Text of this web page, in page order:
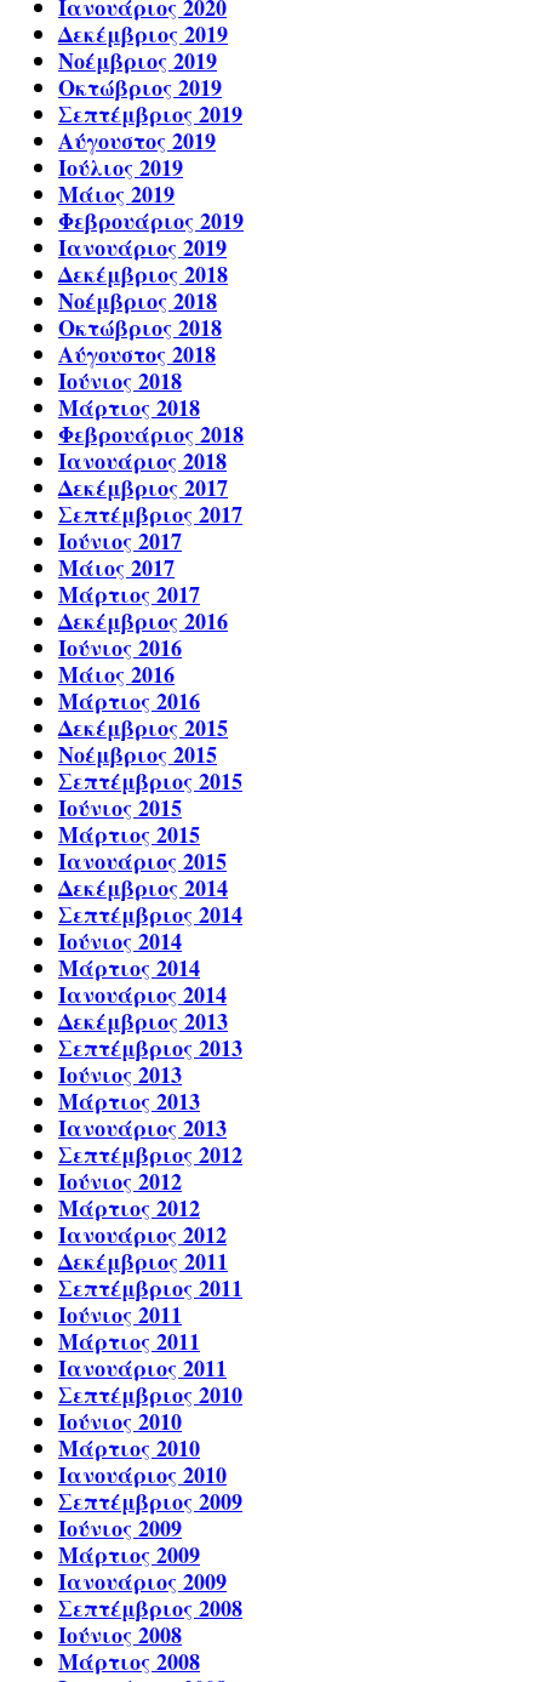
Ιανουάριος 2020
Δεκέμβριος 2019
Νοέμβριος 2019
Οκτώβριος 2019
Σεπτέμβριος 2019
Αύγουστος 2019
Ιούλιος 2019
Μάιος 2019
Φεβρουάριος 2019
Ιανουάριος 2019
Δεκέμβριος 2018
Νοέμβριος 2018
Οκτώβριος 2018
Αύγουστος 2018
Ιούνιος 2018
Μάρτιος 2018
Φεβρουάριος 2018
Ιανουάριος 2018
Δεκέμβριος 2017
Σεπτέμβριος 2017
Ιούνιος 2017
Μάιος 2017
Μάρτιος 2017
Δεκέμβριος 2016
Ιούνιος 2016
Μάιος 2016
Μάρτιος 2016
Δεκέμβριος 2015
Νοέμβριος 2015
Σεπτέμβριος 2015
Ιούνιος 2015
Μάρτιος 2015
Ιανουάριος 2015
Δεκέμβριος 2014
Σεπτέμβριος 2014
Ιούνιος 2014
Μάρτιος 2014
Ιανουάριος 2014
Δεκέμβριος 2013
Σεπτέμβριος 2013
Ιούνιος 2013
Μάρτιος 2013
Ιανουάριος 2013
Σεπτέμβριος 2012
Ιούνιος 2012
Μάρτιος 2012
Ιανουάριος 2012
Δεκέμβριος 2011
Σεπτέμβριος 2011
Ιούνιος 2011
Μάρτιος 2011
Ιανουάριος 2011
Σεπτέμβριος 2010
Ιούνιος 2010
Μάρτιος 2010
Ιανουάριος 2010
Σεπτέμβριος 2009
Ιούνιος 2009
Μάρτιος 2009
Ιανουάριος 2009
Σεπτέμβριος 2008
Ιούνιος 2008
Μάρτιος 2008